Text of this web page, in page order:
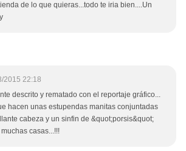
de lo que quieras...todo te iria bien....Un
2015 22:18
descrito y rematado con el reportaje gráfico...
hacen unas estupendas manitas conjuntadas
cabeza y un sinfin de &quot;porsis&quot;
casas...!!!